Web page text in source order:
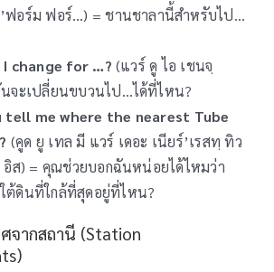
ฟอร์ม ฟอร์…) = ชานชาลานี้สำหรับไป…
I change for …? (แวร์ ดู ไอ เชนจฺ
จะเปลี่ยนขบวนไป…ได้ที่ไหน?
tell me where the nearest Tube
(คูด ยู เทล มี แวร์ เดอะ เนียร์’เรสทฺ ทิว
อิส) = คุณช่วยบอกฉันหน่อยได้ไหมว่า
ต้ดินที่ใกล้ที่สุดอยู่ที่ไหน?
จากสถานี (Station